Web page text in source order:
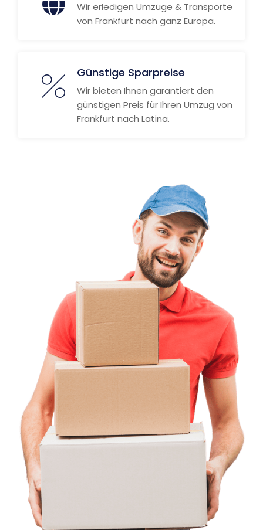
Wir erledigen Umzüge & Transporte
von Frankfurt nach ganz Europa.
Günstige Sparpreise
Wir bieten Ihnen garantiert den
günstigen Preis für Ihren Umzug von
Frankfurt nach Latina.